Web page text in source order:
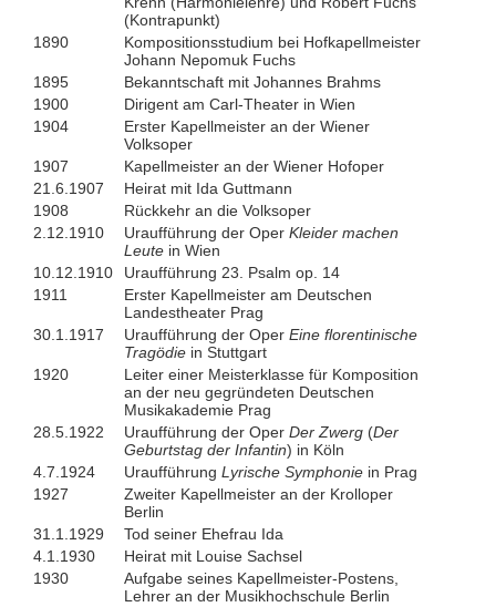
(Kontrapunkt)
1890
Kompositionsstudium bei Hofkapellmeister
Johann Nepomuk Fuchs
1895
Bekanntschaft mit Johannes Brahms
1900
Dirigent am Carl-Theater in Wien
1904
Erster Kapellmeister an der Wiener
Volksoper
1907
Kapellmeister an der Wiener Hofoper
21.6.1907
Heirat mit Ida Guttmann
1908
Rückkehr an die Volksoper
2.12.1910
Uraufführung der Oper Kleider machen
Leutein Wien
10.12.1910
Uraufführung 23. Psalm op. 14
1911
Erster Kapellmeister am Deutschen
Landestheater Prag
30.1.1917
Uraufführung der Oper Eine florentinische
Tragödiein Stuttgart
1920
Leiter einer Meisterklasse für Komposition
an der neu gegründeten Deutschen
Musikakademie Prag
28.5.1922
Uraufführung der Oper Der Zwerg(Der
Geburtstag der Infantin) in Köln
4.7.1924
Uraufführung Lyrische Symphoniein Prag
1927
Zweiter Kapellmeister an der Krolloper
Berlin
31.1.1929
Tod seiner Ehefrau Ida
4.1.1930
Heirat mit Louise Sachsel
1930
Aufgabe seines Kapellmeister-Postens,
Lehrer an der Musikhochschule Berlin